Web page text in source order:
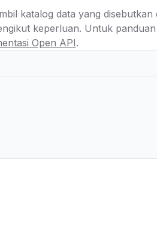
katalog data yang disebutkan
keperluan. Untuk
Open API.